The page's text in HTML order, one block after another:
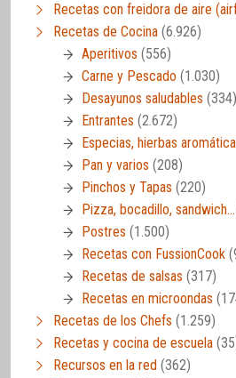
Recetas con freidora de aire
Recetas de Cocina (6.926)
Aperitivos (556)
Carne y Pescado (1.030)
Desayunos saludables (334)
Entrantes (2.672)
Especias, hierbas
Pan y varios (208)
Pinchos y Tapas (220)
Pizza, bocadillo, sandwich…
Postres (1.500)
Recetas con FussionCook
Recetas de salsas (317)
Recetas en microondas
Recetas de los Chefs (1.259)
Recetas y cocina de escuela
Recursos en la red (362)